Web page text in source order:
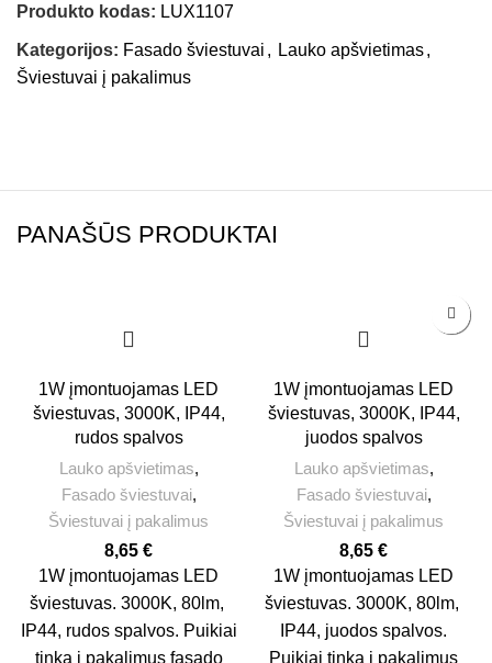
Produkto kodas: LUX1107
Kategorijos: Fasado šviestuvai , Lauko apšvietimas,
Šviestuvai į pakalimus
PANAŠŪS PRODUKTAI
1W įmontuojamas LED
šviestuvas, 3000K, IP44,
rudos spalvos
Lauko apšvietimas,
Fasado šviestuvai,
Šviestuvai į pakalimus
8,65 €
1W įmontuojamas LED
šviestuvas. 3000K, 80lm,
IP44, rudos spalvos. Puikiai
tinka į pakalimus fasado
1W įmontuojamas LED
šviestuvas, 3000K, IP44,
juodos spalvos
Lauko apšvietimas,
Fasado šviestuvai,
Šviestuvai į pakalimus
8,65 €
1W įmontuojamas LED
šviestuvas. 3000K, 80lm,
IP44, juodos spalvos.
Puikiai tinka į pakalimus